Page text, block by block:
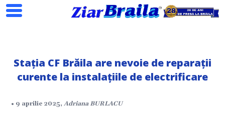
Search
Stația CF Brăila are nevoie de reparații
curente la instalațiile de electrificare
• 9 aprilie 2025,Adriana BURLACU